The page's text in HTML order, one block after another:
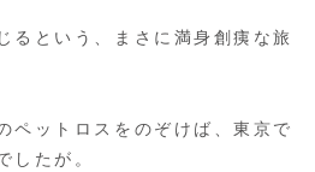
るという、まさに満身創痍な旅
ペットロスをのぞけば、東京で
したが。